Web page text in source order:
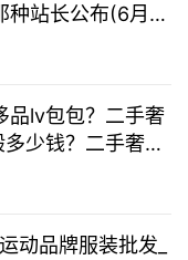
种站长公布(6月最
品lv包包？二手奢
少钱？二手奢侈
动品牌服装批发_